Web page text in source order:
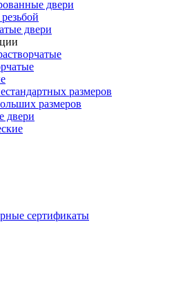
двери
двери
размеров
размеров
двери
сертификаты